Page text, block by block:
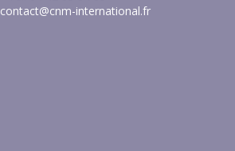
contact@cnm-international.fr